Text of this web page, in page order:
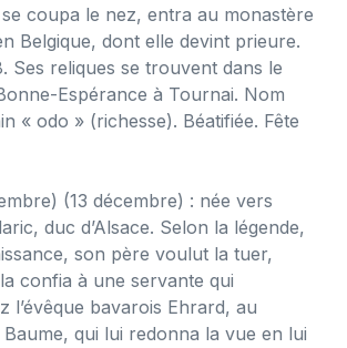
coupa le nez, entra au monastère
Belgique, dont elle devint prieure.
Ses reliques se trouvent dans le
Espérance à Tournai. Nom
« odo » (richesse). Béatifiée. Fête
(13 décembre) : née vers
duc d’Alsace. Selon la légende,
son père voulut la tuer,
confia à une servante qui
l’évêque bavarois Ehrard, au
qui lui redonna la vue en lui